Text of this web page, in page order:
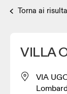
Torna ai
VILLA
VIA